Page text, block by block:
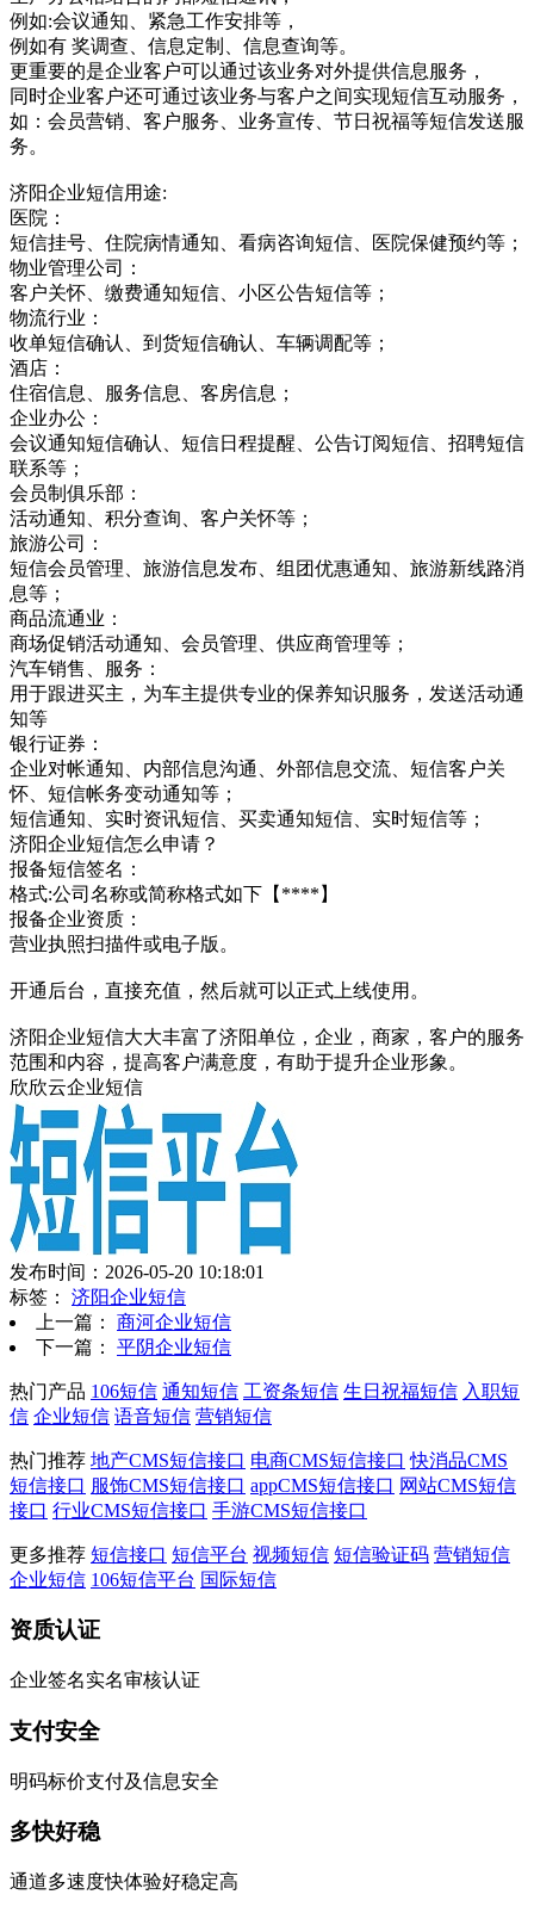
例如:会议通知、紧急工作安排等，
例如有 奖调查、信息定制、信息查询等。
更重要的是企业客户可以通过该业务对外提供信息服务，
同时企业客户还可通过该业务与客户之间实现短信互动服务，
如：会员营销、客户服务、业务宣传、节日祝福等短信发送服
务。
济阳企业短信用途:
医院：
短信挂号、住院病情通知、看病咨询短信、医院保健预约等；
物业管理公司：
客户关怀、缴费通知短信、小区公告短信等；
物流行业：
收单短信确认、到货短信确认、车辆调配等；
酒店：
住宿信息、服务信息、客房信息；
企业办公：
会议通知短信确认、短信日程提醒、公告订阅短信、招聘短信
联系等；
会员制俱乐部：
活动通知、积分查询、客户关怀等；
旅游公司：
短信会员管理、旅游信息发布、组团优惠通知、旅游新线路消
息等；
商品流通业：
商场促销活动通知、会员管理、供应商管理等；
汽车销售、服务：
用于跟进买主，为车主提供专业的保养知识服务，发送活动通
知等
银行证券：
企业对帐通知、内部信息沟通、外部信息交流、短信客户关
怀、短信帐务变动通知等；
短信通知、实时资讯短信、买卖通知短信、实时短信等；
济阳企业短信怎么申请？
报备短信签名：
格式:公司名称或简称格式如下【****】
报备企业资质：
营业执照扫描件或电子版。
开通后台，直接充值，然后就可以正式上线使用。
济阳企业短信大大丰富了济阳单位，企业，商家，客户的服务
范围和内容，提高客户满意度，有助于提升企业形象。
欣欣云企业短信
发布时间：2026-05-20 10:18:01
标签： 济阳企业短信
上一篇： 商河企业短信
下一篇： 平阴企业短信
热门产品 106短信 通知短信 工资条短信 生日祝福短信 入职短
信 企业短信 语音短信 营销短信
热门推荐 地产CMS短信接口 电商CMS短信接口 快消品CMS
短信接口 服饰CMS短信接口 appCMS短信接口 网站CMS短信
接口 行业CMS短信接口 手游CMS短信接口
更多推荐 短信接口 短信平台 视频短信 短信验证码 营销短信
企业短信 106短信平台 国际短信
资质认证
企业签名实名审核认证
支付安全
明码标价支付及信息安全
多快好稳
通道多速度快体验好稳定高